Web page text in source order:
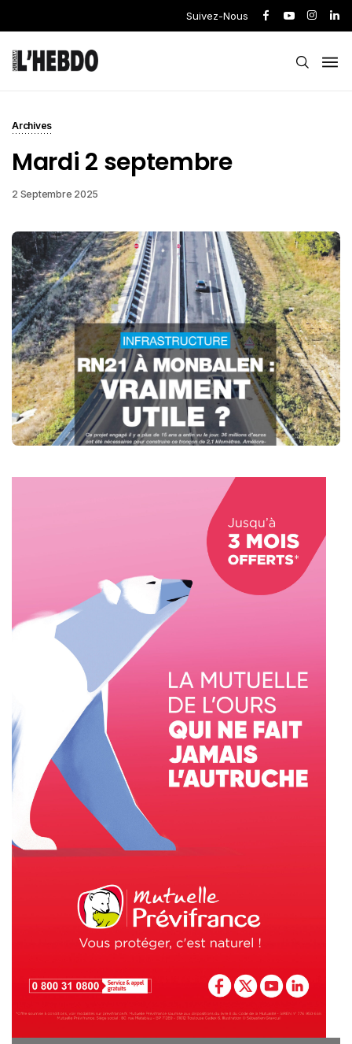
Suivez-Nous
Archives
Mardi 2 septembre
2 Septembre 2025